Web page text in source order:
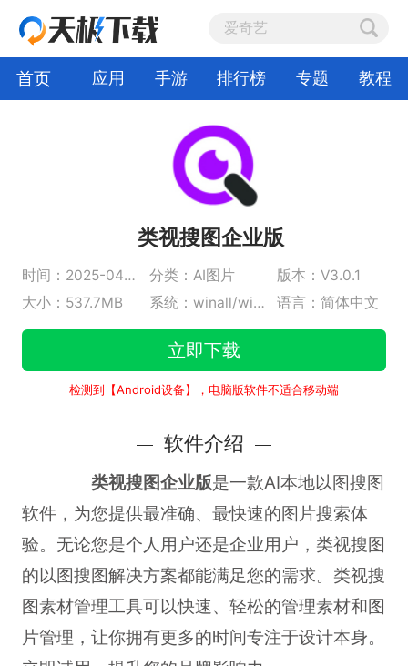
首页 应用 手游 排行榜 专题 教程
类视搜图企业版
时间：2025-04-10 分类：AI图片
版本：V3.0.1
大小：537.7MB
系统：winall/win7/win10/win11 语言：简体中文
立即下载
检测到【Android设备】，电脑版软件不适合移动端
软件介绍
类视搜图企业版是一款AI本地以图搜图
软件，为您提供最准确、最快速的图片搜索体
验。无论您是个人用户还是企业用户，类视搜图
的以图搜图解决方案都能满足您的需求。类视搜
图素材管理工具可以快速、轻松的管理素材和图
片管理，让你拥有更多的时间专注于设计本身。